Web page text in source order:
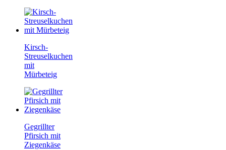
Kirsch-
Streuselkuchen
mit
Mürbeteig
Gegrillter
Pfirsich mit
Ziegenkäse